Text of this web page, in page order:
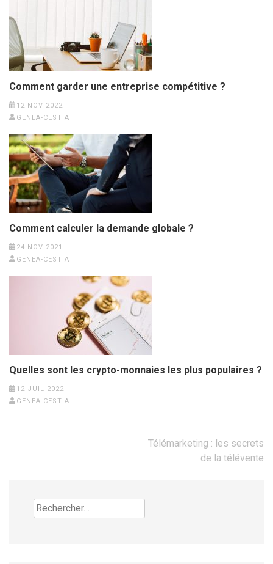
Comment garder une entreprise compétitive ?
12 NOV 2022
GENEA-CESTIA
Comment calculer la demande globale ?
24 NOV 2021
GENEA-CESTIA
Quelles sont les crypto-monnaies les plus populaires ?
12 JUIL 2022
GENEA-CESTIA
Télémarketing : les secrets
de la télévente
Rechercher :